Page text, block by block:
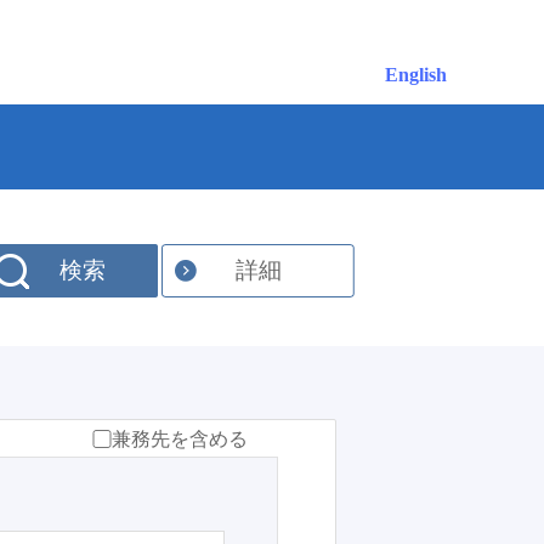
English
検索 詳細
兼務先を含める